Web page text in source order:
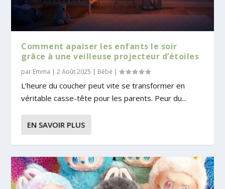
Comment apaiser les enfants le soir
grâce à une veilleuse projecteur d’étoiles
par Emma |2 Août 2025 | Bébé |
L’heure du coucher peut vite se transformer en
véritable casse-tête pour les parents. Peur du...
EN SAVOIR PLUS